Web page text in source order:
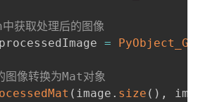
取处理后的图像
=
像转换为Mat对象
( image . size ( ) ,